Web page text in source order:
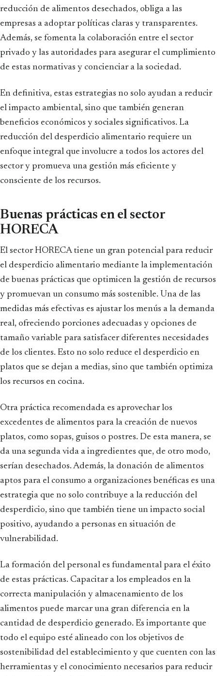
reducción de alimentos desechados, obliga a las
empresas a adoptar políticas claras y transparentes.
Además, se fomenta la colaboración entre el sector
privado y las autoridades para asegurar el cumplimiento
de estas normativas y concienciar a la sociedad.
En definitiva, estas estrategias no solo ayudan a reducir
el impacto ambiental, sino que también generan
beneficios económicos y sociales significativos. La
reducción del desperdicio alimentario requiere un
enfoque integral que involucre a todos los actores del
sector y promueva una gestión más eficiente y
consciente de los recursos.
Buenas prácticas en el sector
HORECA
El sector HORECA tiene un gran potencial para reducir
el desperdicio alimentario mediante la implementación
de buenas prácticas que optimicen la gestión de recursos
y promuevan un consumo más sostenible. Una de las
medidas más efectivas es ajustar los menús a la demanda
real, ofreciendo porciones adecuadas y opciones de
tamaño variable para satisfacer diferentes necesidades
de los clientes. Esto no solo reduce el desperdicio en
platos que se dejan a medias, sino que también optimiza
los recursos en cocina.
Otra práctica recomendada es aprovechar los
excedentes de alimentos para la creación de nuevos
platos, como sopas, guisos o postres. De esta manera, se
da una segunda vida a ingredientes que, de otro modo,
serían desechados. Además, la donación de alimentos
aptos para el consumo a organizaciones benéficas es una
estrategia que no solo contribuye a la reducción del
desperdicio, sino que también tiene un impacto social
positivo, ayudando a personas en situación de
vulnerabilidad.
La formación del personal es fundamental para el éxito
de estas prácticas. Capacitar a los empleados en la
correcta manipulación y almacenamiento de los
alimentos puede marcar una gran diferencia en la
cantidad de desperdicio generado. Es importante que
todo el equipo esté alineado con los objetivos de
sostenibilidad del establecimiento y que cuenten con las
herramientas y el conocimiento necesarios para reducir